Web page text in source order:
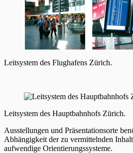
Leitsystem des Flughafens Zürich.
Leitsystem des Hauptbahnhofs Zürich.
Ausstellungen und Präsentationsorte
Abhängigkeit der zu vermittelnden
aufwendige Orientierungssysteme.